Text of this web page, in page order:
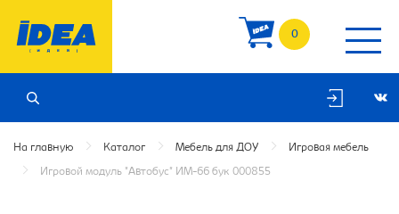
0
На главную Каталог Мебель для ДОУ Игровая мебель
Игровой модуль "Автобус" ИМ-66 бук 000855